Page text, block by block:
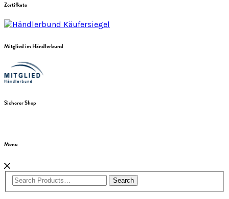
Zertifkate
Mitglied im Händlerbund
Sicherer Shop
Menu
Search